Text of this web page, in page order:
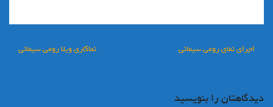
راهبری نماکاری ویلا رومی سیمانی اجرای نمای رومی سیمانی
دیدگاهتان را بنویسید